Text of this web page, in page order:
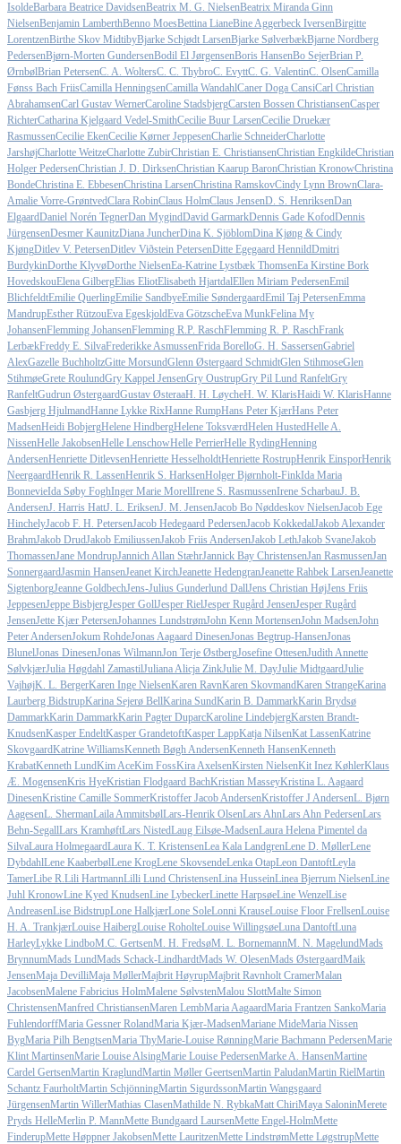
IsoldeBarbara Beatrice DavidsenBeatrix M. G. NielsenBeatrix Miranda Ginn
NielsenBenjamin LamberthBenno MoesBettina LianeBine Aggerbeck IversenBirgitte
LorentzenBirthe Skov MidtibyBjarke Schjødt LarsenBjarke SølverbækBjarne Nordberg
PedersenBjørn-Morten GundersenBodil El JørgensenBoris HansenBo SejerBrian P.
ØrnbølBrian PetersenC. A. WoltersC. C. ThybroC. EvyttC. G. ValentinC. OlsenCamilla
Fønss Bach FriisCamilla HenningsenCamilla WandahlCaner Doga CansiCarl Christian
AbrahamsenCarl Gustav WernerCaroline StadsbjergCarsten Bossen ChristiansenCasper
RichterCatharina Kjelgaard Vedel-SmithCecilie Buur LarsenCecilie Druekær
RasmussenCecilie EkenCecilie Kørner JeppesenCharlie SchneiderCharlotte
JarshøjCharlotte WeitzeCharlotte ZubirChristian E. ChristiansenChristian EngkildeChristian
Holger PedersenChristian J. D. DirksenChristian Kaarup BaronChristian KronowChristina
BondeChristina E. EbbesenChristina LarsenChristina RamskovCindy Lynn BrownClara-
Amalie Vorre-GrøntvedClara RobinClaus HolmClaus JensenD. S. HenriksenDan
ElgaardDaniel Norén TegnerDan MygindDavid GarmarkDennis Gade KofodDennis
JürgensenDesmer KaunitzDiana JuncherDina K. SjöblomDina Kjøng & Cindy
KjøngDitlev V. PetersenDitlev Viðstein PetersenDitte Egegaard HennildDmitri
BurdykinDorthe KlyvøDorthe NielsenEa-Katrine Lystbæk ThomsenEa Kirstine Bork
HovedskouElena GilbergElias EliotElisabeth HjartdalEllen Miriam PedersenEmil
BlichfeldtEmilie QuerlingEmilie SandbyeEmilie SøndergaardEmil Taj PetersenEmma
MandrupEsther RützouEva EgeskjoldEva GötzscheEva MunkFelina My
JohansenFlemming JohansenFlemming R.P. RaschFlemming R. P. RaschFrank
LerbækFreddy E. SilvaFrederikke AsmussenFrida BorelloG. H. SassersenGabriel
AlexGazelle BuchholtzGitte MorsundGlenn Østergaard SchmidtGlen StihmoseGlen
StihmøeGrete RoulundGry Kappel JensenGry OustrupGry Pil Lund RanfeltGry
RanfeltGudrun ØstergaardGustav ØsteraaH. H. LøycheH. W. KlarisHaidi W. KlarisHanne
Gasbjerg HjulmandHanne Lykke RixHanne RumpHans Peter KjærHans Peter
MadsenHeidi BobjergHelene HindbergHelene ToksværdHelen HustedHelle A.
NissenHelle JakobsenHelle LenschowHelle PerrierHelle RydingHenning
AndersenHenriette DitlevsenHenriette HesselholdtHenriette RostrupHenrik EinsporHenrik
NeergaardHenrik R. LassenHenrik S. HarksenHolger Bjørnholt-FinkIda Maria
BonnevieIda Søby FoghInger Marie MorellIrene S. RasmussenIrene ScharbauJ. B.
AndersenJ. Harris HattJ. L. EriksenJ. M. JensenJacob Bo Nøddeskov NielsenJacob Ege
HinchelyJacob F. H. PetersenJacob Hedegaard PedersenJacob KokkedalJakob Alexander
BrahmJakob DrudJakob EmiliussenJakob Friis AndersenJakob LethJakob SvaneJakob
ThomassenJane MondrupJannich Allan StæhrJannick Bay ChristensenJan RasmussenJan
SonnergaardJasmin HansenJeanet KirchJeanette HedengranJeanette Rahbek LarsenJeanette
SigtenborgJeanne GoldbechJens-Julius Gunderlund DallJens Christian HøjJens Friis
JeppesenJeppe BisbjergJesper GollJesper RielJesper Rugård JensenJesper Rugård
JensenJette Kjær PetersenJohannes LundstrømJohn Kenn MortensenJohn MadsenJohn
Peter AndersenJokum RohdeJonas Aagaard DinesenJonas Begtrup-HansenJonas
BlunelJonas DinesenJonas WilmannJon Terje ØstbergJosefine OttesenJudith Annette
SølvkjærJulia Høgdahl ZamastilJuliana Alicja ZinkJulie M. DayJulie MidtgaardJulie
VajhøjK. L. BergerKaren Inge NielsenKaren RavnKaren SkovmandKaren StrangeKarina
Laurberg BidstrupKarina Sejerø BellKarina SundKarin B. DammarkKarin Brydsø
DammarkKarin DammarkKarin Pagter DuparcKaroline LindebjergKarsten Brandt-
KnudsenKasper EndeltKasper GrandetoftKasper LappKatja NilsenKat LassenKatrine
SkovgaardKatrine WilliamsKenneth Bøgh AndersenKenneth HansenKenneth
KrabatKenneth LundKim AceKim FossKira AxelsenKirsten NielsenKit Inez KøhlerKlaus
Æ. MogensenKris HyeKristian Flodgaard BachKristian MasseyKristina L. Aagaard
DinesenKristine Camille SommerKristoffer Jacob AndersenKristoffer J AndersenL. Bjørn
AagesenL. ShermanLaila AmmitsbølLars-Henrik OlsenLars AhnLars Ahn PedersenLars
Behn-SegallLars KramhøftLars NistedLaug Eilsøe-MadsenLaura Helena Pimentel da
SilvaLaura HolmegaardLaura K. T. KristensenLea Kala LandgrenLene D. MøllerLene
DybdahlLene KaaberbølLene KrogLene SkovsendeLenka OtapLeon DantoftLeyla
TamerLibe R. Lili HartmannLilli Lund ChristensenLina HusseinLinea Bjerrum NielsenLine
Juhl KronowLine Kyed KnudsenLine LybeckerLinette HarpsøeLine WenzelLise
AndreasenLise BidstrupLone HalkjærLone SoleLonni KrauseLouise Floor FrellsenLouise
H. A. TrankjærLouise HaibergLouise RoholteLouise WillingsøeLuna DantoftLuna
HarleyLykke LindboM.C. GertsenM. H. FredsøM. L. BornemannM. N. MagelundMads
BrynnumMads LundMads Schack-LindhardtMads W. OlesenMads ØstergaardMaik
JensenMaja DevilliMaja MøllerMajbrit HøyrupMajbrit Ravnholt CramerMalan
JacobsenMalene Fabricius HolmMalene SølvstenMalou SlottMalte Simon
ChristensenManfred ChristiansenMaren LembMaria AagaardMaria Frantzen SankoMaria
FuhlendorffMaria Gessner RolandMaria Kjær-MadsenMariane MideMaria Nissen
BygMaria Pilh BengtsenMaria ThyMarie-Louise RønningMarie Bachmann PedersenMarie
Klint MartinsenMarie Louise AlsingMarie Louise PedersenMarke A. HansenMartine
Cardel GertsenMartin KraglundMartin Møller GeertsenMartin PaludanMartin RielMartin
Schantz FaurholtMartin SchjönningMartin SigurdssonMartin Wangsgaard
JürgensenMartin WillerMathias ClasenMathilde N. RybkaMatt ChiriMaya SaloninMerete
Pryds HelleMerlin P. MannMette Bundgaard LaursenMette Engel-HolmMette
FinderupMette Høppner JakobsenMette LauritzenMette LindstrømMette LøgstrupMette